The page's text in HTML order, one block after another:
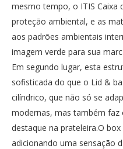
mesmo tempo, o ITIS Caixa
proteção ambiental, e as
aos padrões ambientais
imagem verde para sua
Em segundo lugar, esta
sofisticada do que o Lid &
cilíndrico, que não só se
modernas, mas também faz
destaque na prateleira.O
adicionando uma sensação